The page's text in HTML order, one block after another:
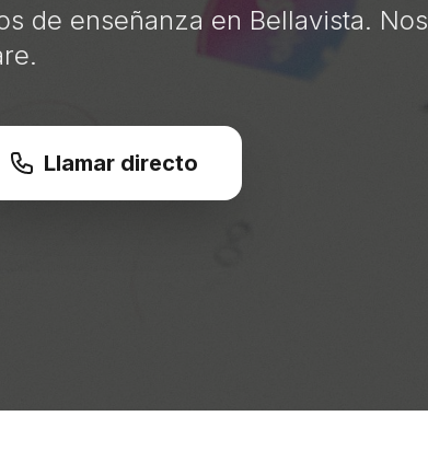
de enseñanza en Bellavista. Nos
Llamar directo